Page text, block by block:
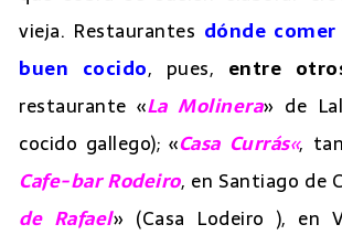
vieja. Restaurantes dónde
buen cocido, pues, entre
restaurante «La Molinera» de
cocido gallego); «Casa Currás«,
Cafe-bar Rodeiro, en Santiago de
de Rafael» (Casa Lodeiro ), en